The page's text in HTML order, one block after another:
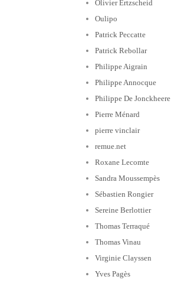
Olivier Ertzscheid
Oulipo
Patrick Peccatte
Patrick Rebollar
Philippe Aigrain
Philippe Annocque
Philippe De Jonckheere
Pierre Ménard
pierre vinclair
remue.net
Roxane Lecomte
Sandra Moussempès
Sébastien Rongier
Sereine Berlottier
Thomas Terraqué
Thomas Vinau
Virginie Clayssen
Yves Pagès